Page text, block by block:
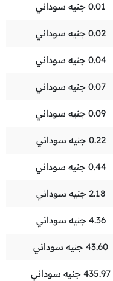
0.01 جنيه سوداني
0.02 جنيه سوداني
0.04 جنيه سوداني
0.07 جنيه سوداني
0.09 جنيه سوداني
0.22 جنيه سوداني
0.44 جنيه سوداني
2.18 جنيه سوداني
4.36 جنيه سوداني
43.60 جنيه سوداني
435.97 جنيه سوداني